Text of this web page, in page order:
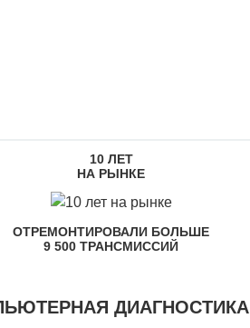
10 ЛЕТ
НА РЫНКЕ
ОТРЕМОНТИРОВАЛИ БОЛЬШЕ
9 500 ТРАНСМИССИЙ
ДИАГНОСТИКА